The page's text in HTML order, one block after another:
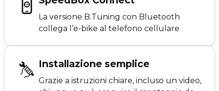
La versione B.Tuning con Bluetooth
collega l’e-bike al telefono cellulare
Installazione semplice
Grazie a istruzioni chiare, incluso un video,